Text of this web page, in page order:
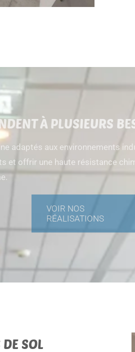
À PLUSIEURS
adaptés aux environnements
et offrir une haute résistance
VOIR NOS
RÉALISATIONS
SOL